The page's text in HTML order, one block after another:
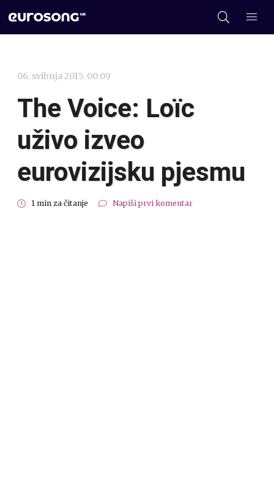
06. svibnja 2015. 00:09
The Voice: Loïc
uživo izveo
eurovizijsku pjesmu
1 min za čitanje Napiši prvi komentar